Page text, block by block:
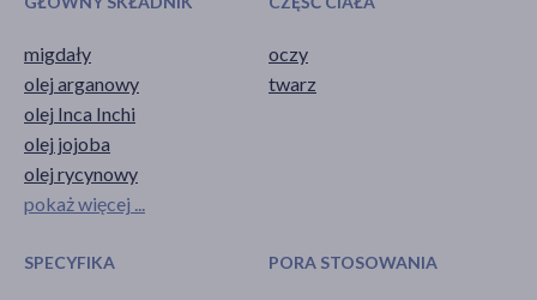
migdały
olej arganowy
olej Inca Inchi
olej jojoba
olej rycynowy
pokaż więcej ...
oczy
twarz
SPECYFIKA PORA STOSOWANIA